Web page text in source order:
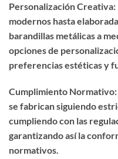
Personalización
modernos hasta
barandillas metálicas a
opciones de
preferencias estéticas y
Cumplimiento Normativo:
se fabrican siguiendo
cumpliendo con las
garantizando así la
normativos.